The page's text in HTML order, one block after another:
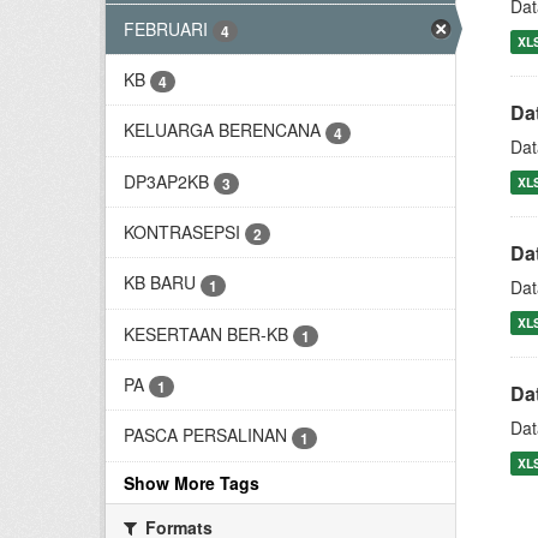
FEBRUARI 4
KB 4
KELUARGA BERENCANA 4
DP3AP2KB 3
KONTRASEPSI 2
KB BARU 1
KESERTAAN BER-KB 1
PA 1
PASCA PERSALINAN 1
Show More Tags
Formats